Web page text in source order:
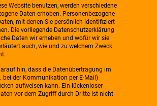
Website benutzen, werden verschiedene
Daten erhoben. Personenbezogene
mit denen Sie persönlich identifiziert
Die vorliegende Datenschutzerklärung
Daten wir erheben und wofür wir sie
auch, wie und zu welchem Zweck
hin, dass die Datenübertragung im
bei der Kommunikation per E-Mail)
aufweisen kann. Ein lückenloser
vor dem Zugriff durch Dritte ist nicht